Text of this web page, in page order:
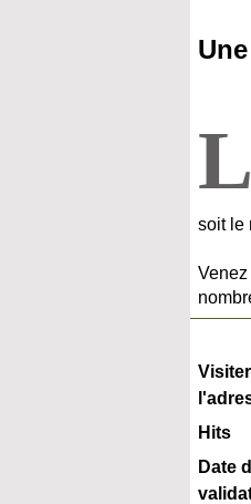
L
soit le
Visiter
Hits
Date